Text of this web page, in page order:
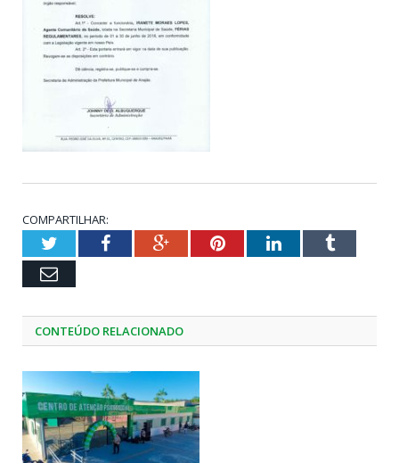
COMPARTILHAR:
TwitterFacebookGoogle+PinterestLinkedInTumblr
Email
CONTEÚDO RELACIONADO